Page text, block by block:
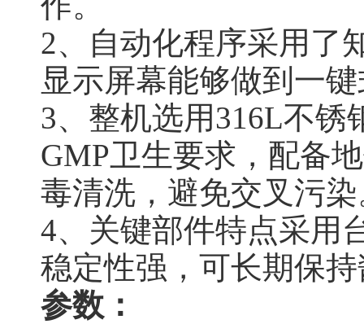
2、自动化程序采用了
显示屏幕能够做到一
3、整机选用316L不锈
GMP卫生要求，配备
毒清洗，避免交叉污
4、关键部件特点采用
稳定性强，可长期保
参数：